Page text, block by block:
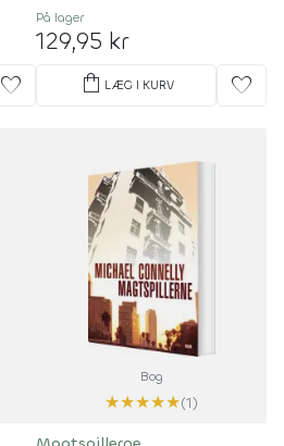
favorite
På lager
129,95 kr
shopping_bag LÆG I KURV favorite
Bog
★★★★★(1)